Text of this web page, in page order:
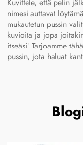
Kuvittele, että pelin
nimesi auttavat
mukautetun pussin
kuvioita ja jopa
itseäsi! Tarjoamme
pussin, jota haluat